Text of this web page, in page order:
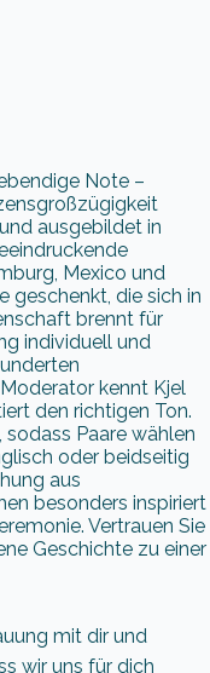
Note –
ausgebildet in
Mexico und
geschenkt, die sich in
brennt für
individuell und
kennt Kjel
den richtigen Ton.
Paare wählen
oder beidseitig
aus
besonders inspiriert
Vertrauen Sie
Geschichte zu einer
mit dir und
wir uns für dich